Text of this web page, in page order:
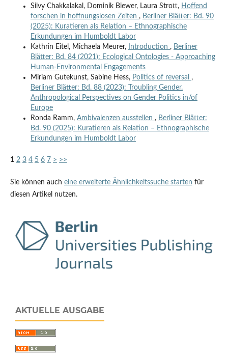
Silvy Chakkalakal, Dominik Biewer, Laura Strott, Hoffend
forschen in hoffnungslosen Zeiten , Berliner Blätter: Bd. 90
(2025): Kuratieren als Relation – Ethnographische
Erkundungen im Humboldt Labor
Kathrin Eitel, Michaela Meurer,
Introduction , Berliner
Blätter: Bd. 84 (2021): Ecological Ontologies - Approaching
Human-Environmental Engagements
Miriam Gutekunst, Sabine Hess, Politics of reversal ,
Berliner Blätter: Bd. 88 (2023): Troubling Gender.
Anthropological Perspectives on Gender Politics in/of
Europe
Ronda Ramm, Ambivalenzen ausstellen , Berliner Blätter:
Bd. 90 (2025): Kuratieren als Relation – Ethnographische
Erkundungen im Humboldt Labor
1 2 3 4 5 6 7 > >>
Sie können auch eine erweiterte Ähnlichkeitssuche starten für
diesen Artikel nutzen.
AKTUELLE AUSGABE